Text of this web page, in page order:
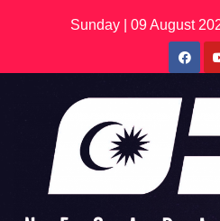
Sunday | 09 August